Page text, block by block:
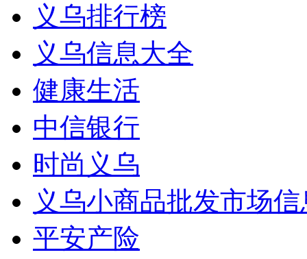
义乌排行榜
义乌信息大全
健康生活
中信银行
时尚义乌
义乌小商品批发市场
平安产险